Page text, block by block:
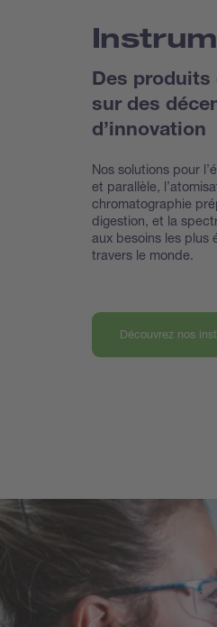
Des produits
sur des
d’innovation
Nos solutions pour
et parallèle,
chromatographie
digestion, et la
aux besoins les plus
travers le monde.
Découvrez nos